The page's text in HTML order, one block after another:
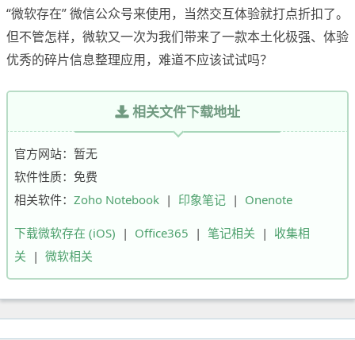
“微软存在” 微信公众号来使用，当然交互体验就打点折扣了。
但不管怎样，微软又一次为我们带来了一款本土化极强、体验
优秀的碎片信息整理应用，难道不应该试试吗？
相关文件下载地址
官方网站：暂无
软件性质：免费
相关软件： Zoho Notebook | 印象笔记 | Onenote
下载微软存在 (iOS) | Office365 | 笔记相关 | 收集相
关 | 微软相关